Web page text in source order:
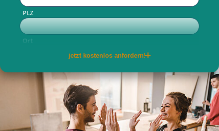
PLZ
Ort
jetzt kostenlos anfordern!